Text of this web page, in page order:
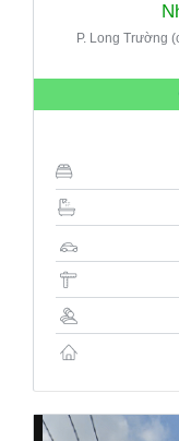
P. Long Trường